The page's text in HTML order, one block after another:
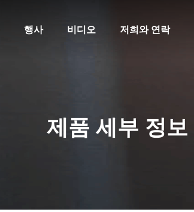
행사 비디오 저희와 연락
제품 세부 정보